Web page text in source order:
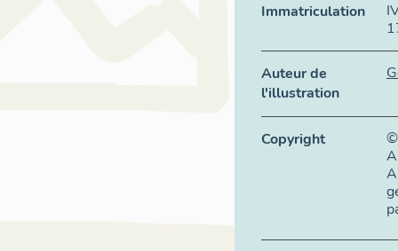
Immatriculation
Auteur de
l'illustration
Copyright